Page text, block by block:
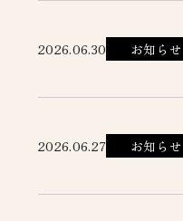
2026.06.30 お知らせ
2026.06.27 お知らせ